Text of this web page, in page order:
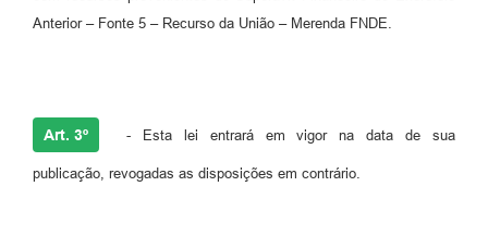
Anterior – Fonte 5 – Recurso da União – Merenda FNDE.
Art. 3º - Esta lei entrará em vigor na data de sua
publicação, revogadas as disposições em contrário.